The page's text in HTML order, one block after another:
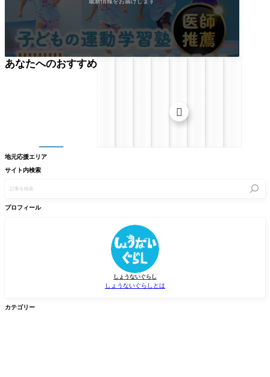
地元応援エリア
サイト内検索
検
プロフィール
しょうないぐらし
しょうないぐらしとは
カテゴリー
あなたへのおすすめ
